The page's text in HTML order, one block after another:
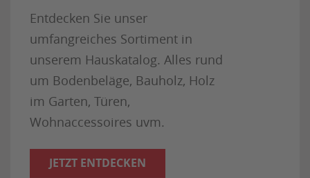
Entdecken Sie unser
umfangreiches Sortiment in
unserem Hauskatalog. Alles rund
um Bodenbeläge, Bauholz, Holz
im Garten, Türen,
Wohnaccessoires uvm.
JETZT ENTDECKEN